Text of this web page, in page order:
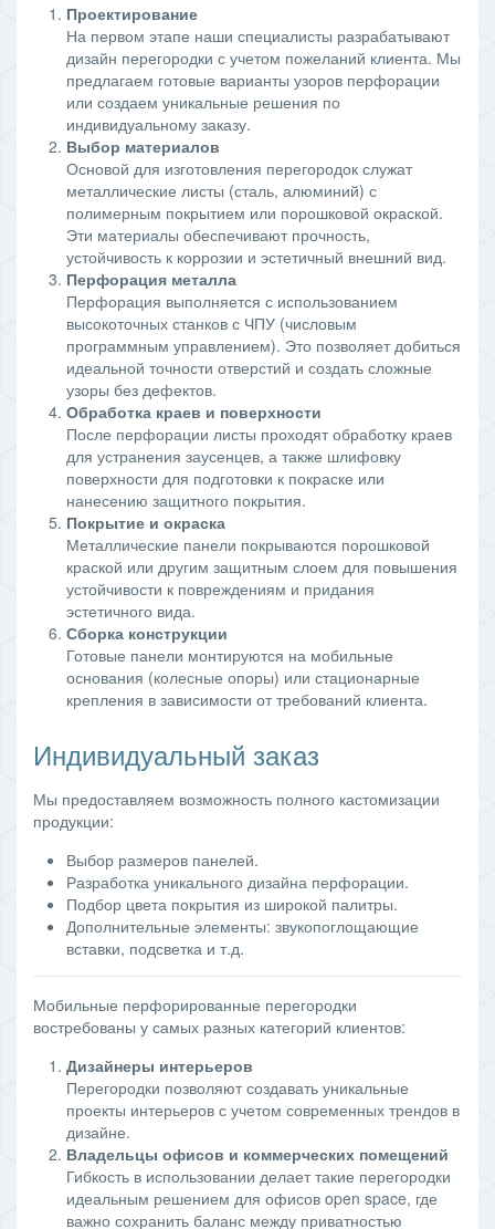
Проектирование
На первом этапе наши специалисты разрабатывают
дизайн перегородки с учетом пожеланий клиента. Мы
предлагаем готовые варианты узоров перфорации
или создаем уникальные решения по
индивидуальному заказу.
Выбор материалов
Основой для изготовления перегородок служат
металлические листы (сталь, алюминий) с
полимерным покрытием или порошковой окраской.
Эти материалы обеспечивают прочность,
устойчивость к коррозии и эстетичный внешний вид.
Перфорация металла
Перфорация выполняется с использованием
высокоточных станков с ЧПУ (числовым
программным управлением). Это позволяет добиться
идеальной точности отверстий и создать сложные
узоры без дефектов.
Обработка краев и поверхности
После перфорации листы проходят обработку краев
для устранения заусенцев, а также шлифовку
поверхности для подготовки к покраске или
нанесению защитного покрытия.
Покрытие и окраска
Металлические панели покрываются порошковой
краской или другим защитным слоем для повышения
устойчивости к повреждениям и придания
эстетичного вида.
Сборка конструкции
Готовые панели монтируются на мобильные
основания (колесные опоры) или стационарные
крепления в зависимости от требований клиента.
Индивидуальный заказ
Мы предоставляем возможность полного кастомизации
продукции:
Выбор размеров панелей.
Разработка уникального дизайна перфорации.
Подбор цвета покрытия из широкой палитры.
Дополнительные элементы: звукопоглощающие
вставки, подсветка и т.д.
Мобильные перфорированные перегородки
востребованы у самых разных категорий клиентов:
Дизайнеры интерьеров
Перегородки позволяют создавать уникальные
проекты интерьеров с учетом современных трендов в
дизайне.
Владельцы офисов и коммерческих помещений
Гибкость в использовании делает такие перегородки
идеальным решением для офисов open space, где
важно сохранить баланс между приватностью